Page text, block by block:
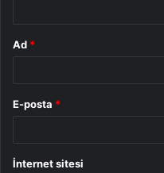
Ad *
E-posta *
İnternet sitesi